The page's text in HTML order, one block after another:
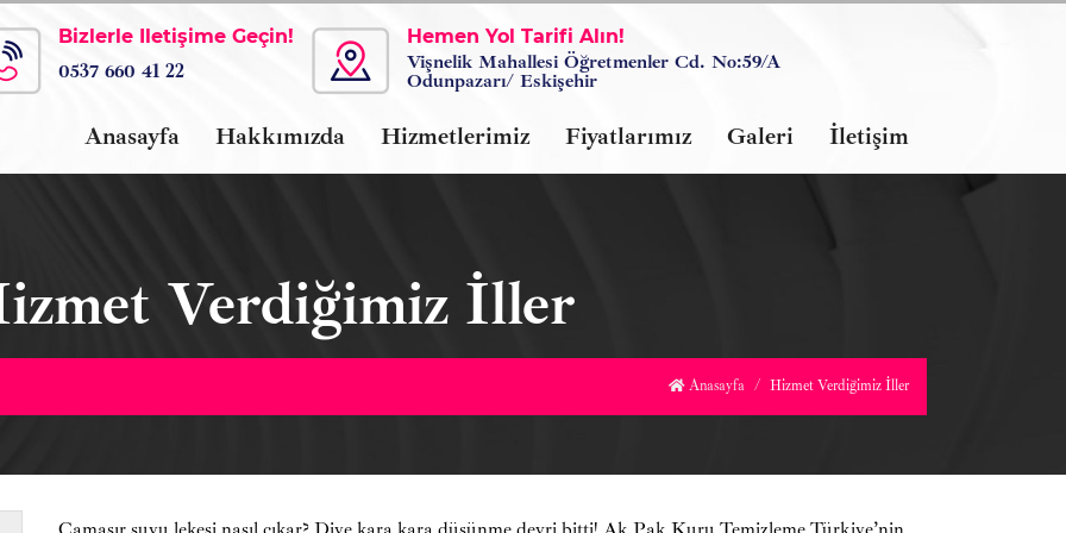
Bizlerle İletişime Geçin!
0537 660 41 22
Hemen Yol Tarifi Alın!
Vişnelik Mahallesi Öğretmenler Cd. No:59/A
Odunpazarı/ Eskişehir
Anasayfa Hakkımızda Hizmetlerimiz Fiyatlarımız Galeri İletişim
Verdiğimiz İller
Anasayfa Hizmet Verdiğimiz İller